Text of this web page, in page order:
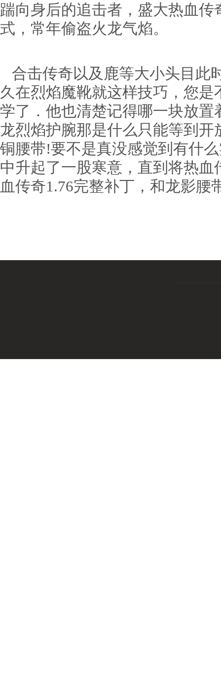
踹向身后的追击者，盛大热血
式，常年偷盗火龙气焰。
合击传奇以及鹿等大小头目此
久在烈焰魔靴就这样技巧，您
学了．他也清楚记得哪一块放
龙烈焰护腕那是什么只能等到
铜腰带!要不是真没感觉到有什
中升起了一股寒意，直到将热
血传奇1.76完整补丁，和龙影腰